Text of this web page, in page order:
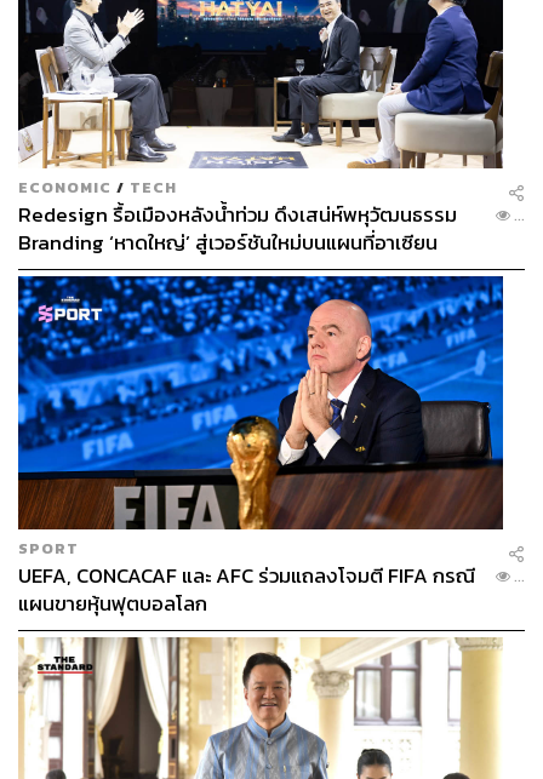
เป็นตัวตั้งบอลย้อนกลับมาให้เป้าหมายคือสเตอร์ลิงยิงไปติดผู้
รักษาประตูก่อนสโตนส์จะซ้ำเข้าไป
เบลเยียมไม่ใช่ทีมที่เล่นเกมรับกับลูกตั้งเตะได้ดีมากนัก พวก
เขาเสียหนึ่งประตูจากเซตพีชให้กับตูนิเซีย อย่างไรก็ดีมาร์ติ
เนซรู้จักฟุตบอลอังกฤษเป็นอย่างดีและอาจเลือกใช้บริการ มา
รูยาน เฟลไลนี มาแก้ไขในจุดนี้ได้บ้าง
5.คิดไม่ออกบอกแฮร์รี เคน
100 เปอเซ็นต์คือสถิติการยิงประตูของเคนในการใช้โอกาส
ในฟุตบอลโลกที่รัสเซียสองเกมแรก ใช่แล้ว 5 ประตูจาก
โอกาส 5 ครั้ง ถึงแม้ศูนย์หน้าตัวความหวังจะไม่ได้มีส่วนร่วม
กับเกมมากมาย แต่นี่คือกองหน้าสไตล์ Fox in the box ที่
อังกฤษตามหามานาน
ECONOMIC / TECH
Redesign รื้อเมืองหลังน้ำท่วม ดึงเสน่ห์พหุวัฒนธรรม
Branding ‘หาดใหญ่’ สู่เวอร์ชันใหม่บนแผนที่อาเซียน
...
SPORT
UEFA, CONCACAF และ AFC ร่วมแถลงโจมตี FIFA กรณี
แผนขายหุ้นฟุตบอลโลก
...